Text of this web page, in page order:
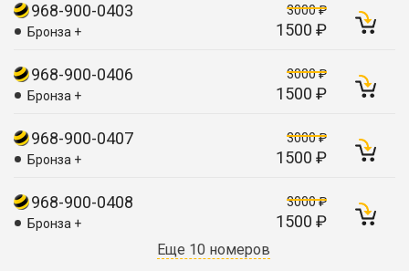
968-900-0403
Бронза +
3000 ₽
1500 ₽
968-900-0406
Бронза +
3000 ₽
1500 ₽
968-900-0407
Бронза +
3000 ₽
1500 ₽
968-900-0408
Бронза +
3000 ₽
1500 ₽
Еще 10 номеров